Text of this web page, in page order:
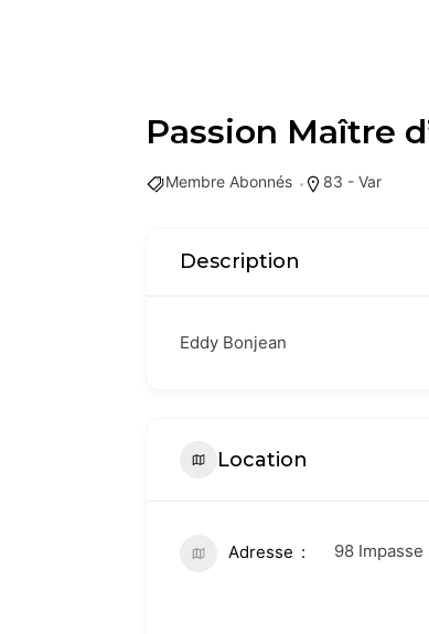
Passion Maître
Membre Abonnés 83 - Var
Description
Eddy Bonjean
Location
Adresse 98